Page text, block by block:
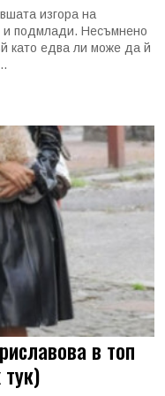
изгора на
и подмлади. Несъмнено
като едва ли може да й
в топ